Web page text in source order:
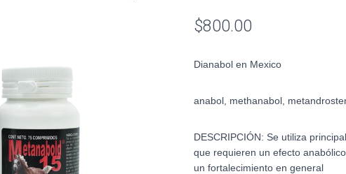
$800.00
Dianabol en Mexico
anabol, methanabol,
DESCRIPCIÓN: Se utiliza
que requieren un efecto
un fortalecimiento en general